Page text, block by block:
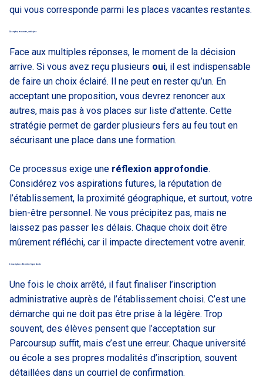
qui vous corresponde parmi les places vacantes restantes.
Accepter, renoncer, anticiper
Face aux multiples réponses, le moment de la décision
arrive. Si vous avez reçu plusieurs oui, il est indispensable
de faire un choix éclairé. Il ne peut en rester qu’un. En
acceptant une proposition, vous devrez renoncer aux
autres, mais pas à vos places sur liste d’attente. Cette
stratégie permet de garder plusieurs fers au feu tout en
sécurisant une place dans une formation.
Ce processus exige une réflexion approfondie.
Considérez vos aspirations futures, la réputation de
l’établissement, la proximité géographique, et surtout, votre
bien-être personnel. Ne vous précipitez pas, mais ne
laissez pas passer les délais. Chaque choix doit être
mûrement réfléchi, car il impacte directement votre avenir.
L’inscription : Dernière ligne droite
Une fois le choix arrêté, il faut finaliser l’inscription
administrative auprès de l’établissement choisi. C’est une
démarche qui ne doit pas être prise à la légère. Trop
souvent, des élèves pensent que l’acceptation sur
Parcoursup suffit, mais c’est une erreur. Chaque université
ou école a ses propres modalités d’inscription, souvent
détaillées dans un courriel de confirmation.